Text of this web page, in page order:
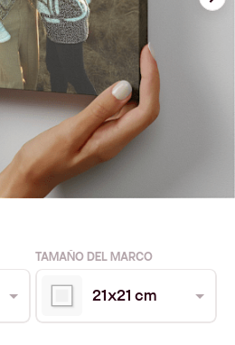
TAMAÑO DEL MARCO
21x21 cm